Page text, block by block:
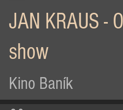
JAN KRAUS -
show
Kino Baník